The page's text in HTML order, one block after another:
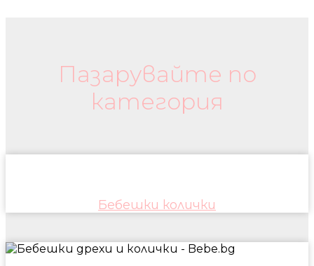
Пазарувайте по
категория
Бебешки колички